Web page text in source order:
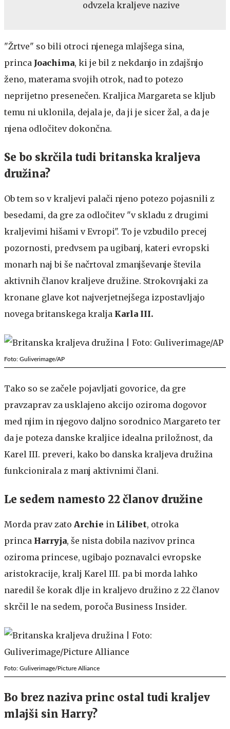
odvzela kraljeve nazive
"Žrtve" so bili otroci njenega mlajšega sina,
princa Joachima, ki je bil z nekdanjo in zdajšnjo
ženo, materama svojih otrok, nad to potezo
neprijetno presenečen. Kraljica Margareta se kljub
temu ni uklonila, dejala je, da ji je sicer žal, a da je
njena odločitev dokončna.
Se bo skrčila tudi britanska kraljeva
družina?
Ob tem so v kraljevi palači njeno potezo pojasnili z
besedami, da gre za odločitev "v skladu z drugimi
kraljevimi hišami v Evropi". To je vzbudilo precej
pozornosti, predvsem pa ugibanj, kateri evropski
monarh naj bi še načrtoval zmanjševanje števila
aktivnih članov kraljeve družine. Strokovnjaki za
kronane glave kot najverjetnejšega izpostavljajo
novega britanskega kralja Karla III.
Foto: Guliverimage/AP
Tako so se začele pojavljati govorice, da gre
pravzaprav za usklajeno akcijo oziroma dogovor
med njim in njegovo daljno sorodnico Margareto ter
da je poteza danske kraljice idealna priložnost, da
Karel III. preveri, kako bo danska kraljeva družina
funkcionirala z manj aktivnimi člani.
Le sedem namesto 22 članov družine
Morda prav zato Archie in Lilibet, otroka
princa Harryja, še nista dobila nazivov princa
oziroma princese, ugibajo poznavalci evropske
aristokracije, kralj Karel III. pa bi morda lahko
naredil še korak dlje in kraljevo družino z 22 članov
skrčil le na sedem, poroča Business Insider.
Foto: Guliverimage/Picture Alliance
Bo brez naziva princ ostal tudi kraljev
mlajši sin Harry?